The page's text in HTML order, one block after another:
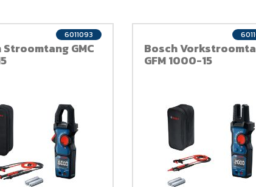
Stroomtang GMC
6011093
Bosch
GFM 1000-15